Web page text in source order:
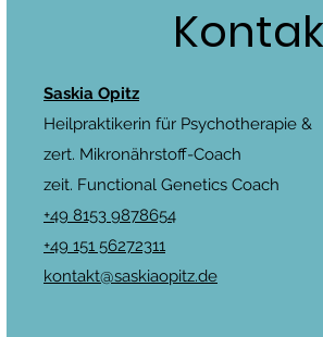
Saskia Opitz
Heilpraktikerin für Psychotherapie &
zert. Mikronährstoff-Coach
zeit. Functional Genetics Coach
+49 8153 9878654
+49 151 56272311
kontakt@saskiaopitz.de